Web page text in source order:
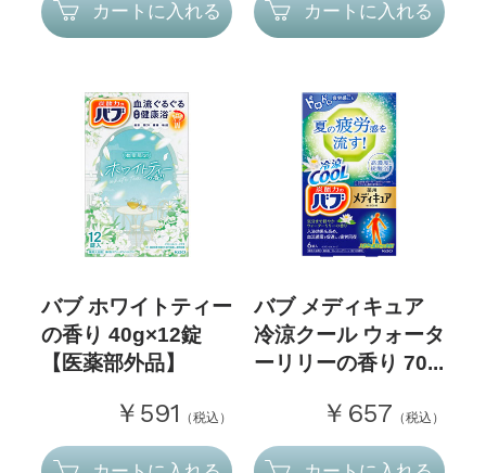
カートに入れる カートに入れる
バブ ホワイトティー
の香り 40g×12錠
【医薬部外品】
￥591 （税込）
バブ メディキュア
冷涼クール ウォータ
ーリリーの香り 70...
￥657 （税込）